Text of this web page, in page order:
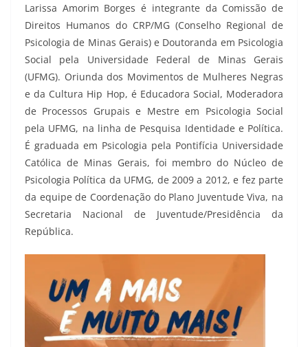
Larissa Amorim Borges é integrante da Comissão de
Direitos Humanos do CRP/MG (Conselho Regional de
Psicologia de Minas Gerais) e Doutoranda em Psicologia
Social pela Universidade Federal de Minas Gerais
(UFMG). Oriunda dos Movimentos de Mulheres Negras
e da Cultura Hip Hop, é Educadora Social, Moderadora
de Processos Grupais e Mestre em Psicologia Social
pela UFMG, na linha de Pesquisa Identidade e Política.
É graduada em Psicologia pela Pontifícia Universidade
Católica de Minas Gerais, foi membro do Núcleo de
Psicologia Política da UFMG, de 2009 a 2012, e fez parte
da equipe de Coordenação do Plano Juventude Viva, na
Secretaria Nacional de Juventude/Presidência da
República.